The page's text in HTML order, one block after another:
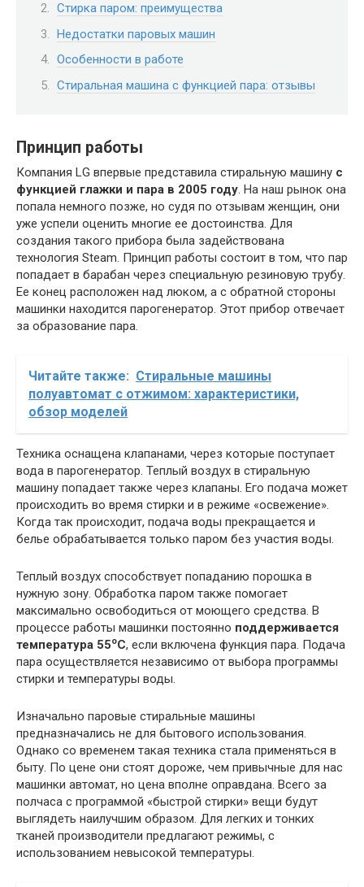
Стирка паром: преимущества
Недостатки паровых машин
Особенности в работе
Стиральная машина с функцией пара: отзывы
Принцип работы
Компания LG впервые представила стиральную машину с
функцией глажки и пара в 2005 году. На наш рынок она
попала немного позже, но судя по отзывам женщин, они
уже успели оценить многие ее достоинства. Для
создания такого прибора была задействована
технология Steam. Принцип работы состоит в том, что пар
попадает в барабан через специальную резиновую трубу.
Ее конец расположен над люком, а с обратной стороны
машинки находится парогенератор. Этот прибор отвечает
за образование пара.
Читайте также: Стиральные машины
полуавтомат с отжимом: характеристики,
обзор моделей
Техника оснащена клапанами, через которые поступает
вода в парогенератор. Теплый воздух в стиральную
машину попадает также через клапаны. Его подача может
происходить во время стирки и в режиме «освежение».
Когда так происходит, подача воды прекращается и
белье обрабатывается только паром без участия воды.
Теплый воздух способствует попаданию порошка в
нужную зону. Обработка паром также помогает
максимально освободиться от моющего средства. В
процессе работы машинки постоянно поддерживается
температура 55оС, если включена функция пара. Подача
пара осуществляется независимо от выбора программы
стирки и температуры воды.
Изначально паровые стиральные машины
предназначались не для бытового использования.
Однако со временем такая техника стала применяться в
быту. По цене они стоят дороже, чем привычные для нас
машинки автомат, но цена вполне оправдана. Всего за
полчаса с программой «быстрой стирки» вещи будут
выглядеть наилучшим образом. Для легких и тонких
тканей производители предлагают режимы, с
использованием невысокой температуры.